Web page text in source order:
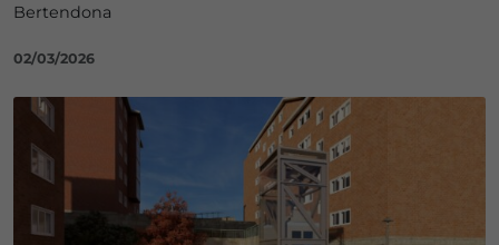
Bertendona
02/03/2026